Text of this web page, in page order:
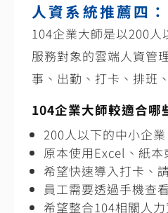
人資系統推薦四
104企業大師是以200人
服務對象的雲端人資管
事、出勤、打卡、排班
104企業大師較適合哪
200人以下的中小企業
原本使用Excel、紙本
希望快速導入打卡、
員工需要透過手機查
希望整合104相關人力